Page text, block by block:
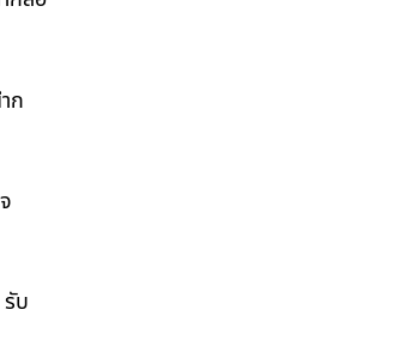
ก
บ